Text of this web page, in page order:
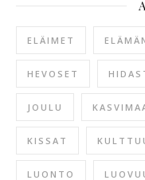
ELÄIMET
HEVOSET
JOULU
KISSAT
LUONTO